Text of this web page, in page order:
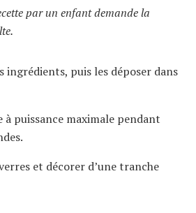
par un enfant demande la
ingrédients, puis les déposer dans
à puissance maximale pendant
et décorer d’une tranche